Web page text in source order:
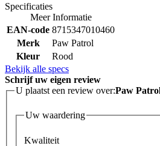
Specificaties
Meer Informatie
EAN-code 8715347010460
Merk
Paw Patrol
Kleur
Rood
Bekijk alle specs
Schrijf uw eigen review
U plaatst een review over:Paw
Uw waardering
Kwaliteit